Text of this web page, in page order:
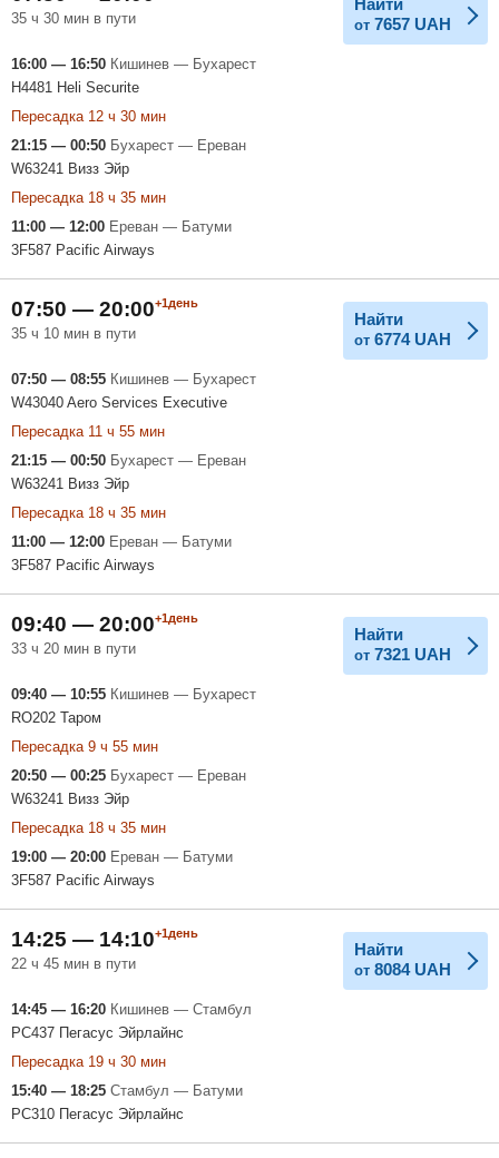
35 ч 30 мин в пути от 7657 UAH
16:00 — 16:50 Кишинев — Бухарест
H4481 Heli Securite
Пересадка 12 ч 30 мин
21:15 — 00:50 Бухарест — Ереван
W63241 Визз Эйр
Пересадка 18 ч 35 мин
11:00 — 12:00 Ереван — Батуми
3F587 Pacific Airways
07:50 — 20:00+1день
35 ч 10 мин в пути
Найти
от 6774 UAH
07:50 — 08:55 Кишинев — Бухарест
W43040 Aero Services Executive
Пересадка 11 ч 55 мин
21:15 — 00:50 Бухарест — Ереван
W63241 Визз Эйр
Пересадка 18 ч 35 мин
11:00 — 12:00 Ереван — Батуми
3F587 Pacific Airways
09:40 — 20:00+1день
33 ч 20 мин в пути
Найти
от 7321 UAH
09:40 — 10:55 Кишинев — Бухарест
RO202 Таром
Пересадка 9 ч 55 мин
20:50 — 00:25 Бухарест — Ереван
W63241 Визз Эйр
Пересадка 18 ч 35 мин
19:00 — 20:00 Ереван — Батуми
3F587 Pacific Airways
14:25 — 14:10+1день
22 ч 45 мин в пути
Найти
от 8084 UAH
14:45 — 16:20 Кишинев — Стамбул
PC437 Пегасус Эйрлайнс
Пересадка 19 ч 30 мин
15:40 — 18:25 Стамбул — Батуми
PC310 Пегасус Эйрлайнс